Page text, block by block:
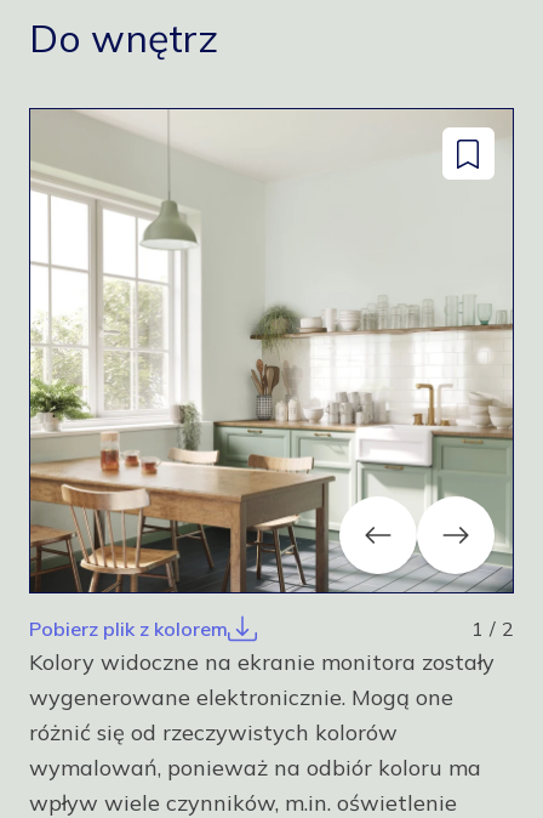
Kontakt
facebookinstagram
Do wnętrz
Dodaj
do
Previous Next
Pobierz plik z kolorem 1 / 2
Kolory widoczne na ekranie monitora zostały
wygenerowane elektronicznie. Mogą one
różnić się od rzeczywistych kolorów
wymalowań, ponieważ na odbiór koloru ma
wpływ wiele czynników, m.in. oświetlenie